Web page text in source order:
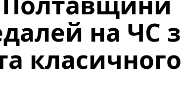
на ЧС з
класичного